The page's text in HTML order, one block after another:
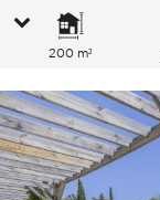
200 m²